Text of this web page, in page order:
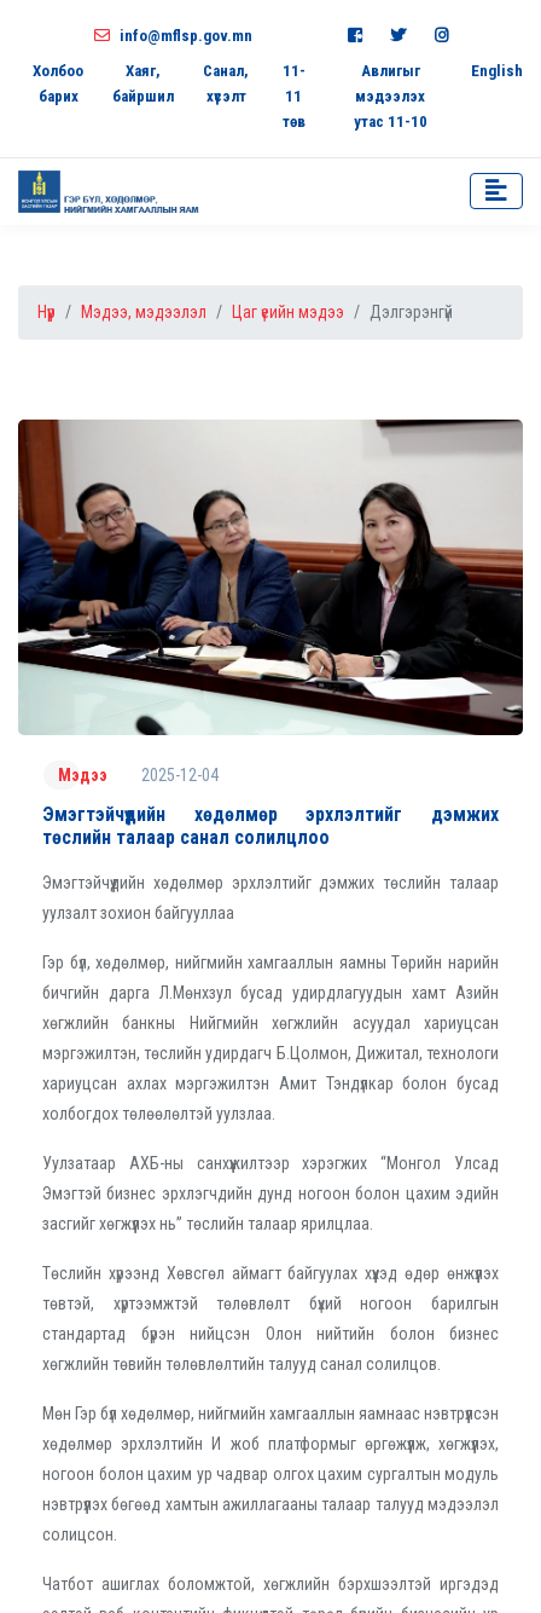
info@mflsp.gov.mn
Холбоо
барих
Хаяг,
байршил
Санал,
хүсэлт
11-
11
төв
Авлигыг
мэдээлэх
утас 11-10
English
Нүүр Мэдээ, мэдээлэл Цаг үеийн мэдээ Дэлгэрэнгүй
Мэдээ 2025-12-04
Эмэгтэйчүүдийн хөдөлмөр эрхлэлтийг дэмжих
төслийн талаар санал солилцлоо
Эмэгтэйчүүдийн хөдөлмөр эрхлэлтийг дэмжих төслийн талаар
уулзалт зохион байгууллаа
Гэр бүл, хөдөлмөр, нийгмийн хамгааллын яамны Төрийн нарийн
бичгийн дарга Л.Мөнхзул бусад удирдлагуудын хамт Азийн
хөгжлийн банкны Нийгмийн хөгжлийн асуудал хариуцсан
мэргэжилтэн, төслийн удирдагч Б.Цолмон, Дижитал, технологи
хариуцсан ахлах мэргэжилтэн Амит Тэндүлкар болон бусад
холбогдох төлөөлөлтэй уулзлаа.
Уулзатаар АХБ-ны санхүүжилтээр хэрэгжих “Монгол Улсад
Эмэгтэй бизнес эрхлэгчдийн дунд ногоон болон цахим эдийн
засгийг хөгжүүлэх нь” төслийн талаар ярилцлаа.
Төслийн хүрээнд Хөвсгөл аймагт байгуулах хүүхэд өдөр өнжүүлэх
төвтэй, хүртээмжтэй төлөвлөлт бүхий ногоон барилгын
стандартад бүрэн нийцсэн Олон нийтийн болон бизнес
хөгжлийн төвийн төлөвлөлтийн талууд санал солилцов.
Мөн Гэр бүл хөдөлмөр, нийгмийн хамгааллын яамнаас нэвтрүүлсэн
хөдөлмөр эрхлэлтийн И жоб платформыг өргөжүүлж, хөгжүүлэх,
ногоон болон цахим ур чадвар олгох цахим сургалтын модуль
нэвтрүүлэх бөгөөд хамтын ажиллагааны талаар талууд мэдээлэл
солицсон.
Чатбот ашиглах боломжтой, хөгжлийн бэрхшээлтэй иргэдэд